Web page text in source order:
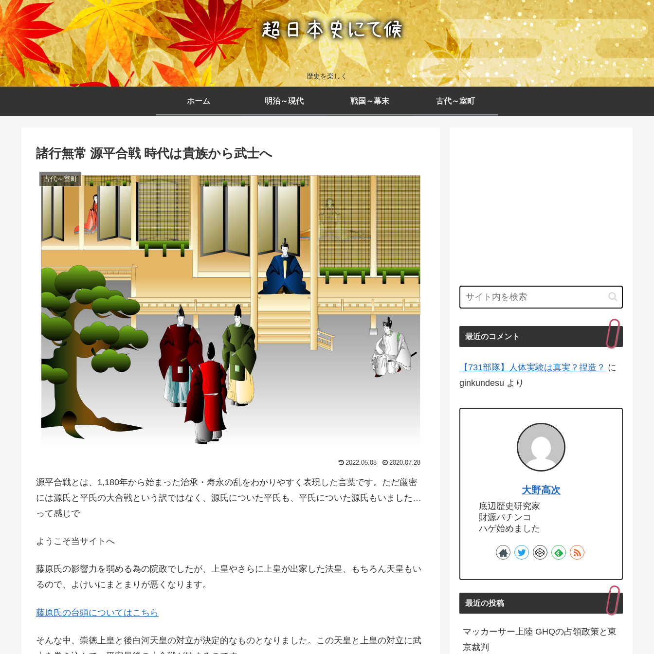
歴史を楽しく
ホーム 明治～現代 戦国～幕末 古代～室町
諸行無常 源平合戦 時代は貴族から武士へ
古代～室町
2022.05.08 2020.07.28
源平合戦とは、1,180年から始まった治承・寿永の乱をわかりやすく表現した言葉です。ただ厳密
には源氏と平氏の大合戦という訳ではなく、源氏についた平氏も、平氏についた源氏もいました…
って感じで
ようこそ当サイトへ
藤原氏の影響力を弱める為の院政でしたが、上皇やさらに上皇が出家した法皇、もちろん天皇もい
るので、よけいにまとまりが悪くなります。
藤原氏の台頭についてはこちら
そんな中、崇徳上皇と後白河天皇の対立が決定的なものとなりました。この天皇と上皇の対立に武
最近のコメント
【731部隊】人体実験は真実？捏造？ に
ginkundesu より
大野高次
底辺歴史研究家
財源パチンコ
ハゲ始めました
最近の投稿
マッカーサー上陸 GHQの占領政策と東
京裁判